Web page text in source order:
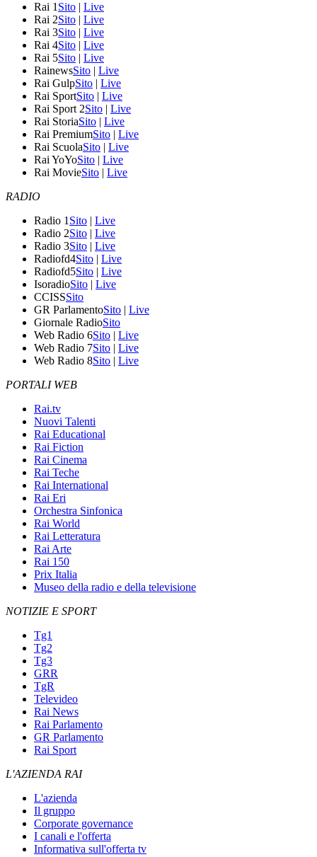
Rai 1 Sito | Live
Rai 2Sito | Live
Rai 3Sito | Live
Rai 4Sito | Live
Rai 5Sito | Live
RainewsSito | Live
Rai GulpSito | Live
Rai SportSito | Live
Rai Sport 2Sito | Live
Rai StoriaSito | Live
Rai PremiumSito | Live
Rai ScuolaSito | Live
Rai YoYoSito | Live
Rai MovieSito | Live
RADIO
Radio 1 Sito | Live
Radio 2Sito | Live
Radio 3Sito | Live
Radiofd4Sito | Live
Radiofd5Sito | Live
IsoradioSito | Live
CCISSSito
GR ParlamentoSito | Live
Giornale RadioSito
Web Radio 6Sito | Live
Web Radio 7Sito | Live
Web Radio 8Sito | Live
PORTALI WEB
Rai.tv
Nuovi Talenti
Rai Educational
Rai Fiction
Rai Cinema
Rai Teche
Rai International
Rai Eri
Orchestra Sinfonica
Rai World
Rai Letteratura
Rai Arte
Rai 150
Prix Italia
Museo della radio e della televisione
NOTIZIE E SPORT
Tg1
Tg2
Tg3
GRR
TgR
Televideo
Rai News
Rai Parlamento
GR Parlamento
Rai Sport
L'AZIENDA RAI
L'azienda
Il gruppo
Corporate governance
I canali e l'offerta
Informativa sull'offerta tv